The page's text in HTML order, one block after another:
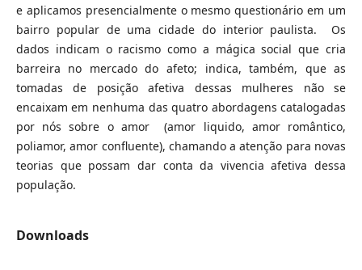
e aplicamos presencialmente o mesmo questionário em um
bairro popular de uma cidade do interior paulista. Os
dados indicam o racismo como a mágica social que cria
barreira no mercado do afeto; indica, também, que as
tomadas de posição afetiva dessas mulheres não se
encaixam em nenhuma das quatro abordagens catalogadas
por nós sobre o amor (amor liquido, amor romântico,
poliamor, amor confluente), chamando a atenção para novas
teorias que possam dar conta da vivencia afetiva dessa
população.
Downloads